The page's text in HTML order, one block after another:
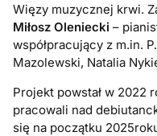
Więzy muzycznej krwi.
Miłosz Oleniecki –
współpracujący z m.in.
Mazolewski, Natalia
Projekt powstał w 2022
pracowali nad
się na początku